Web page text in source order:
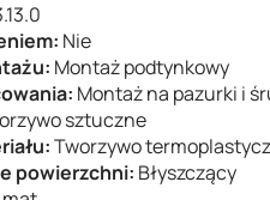
Nie
Montaż podtynkowy
Montaż na pazurki i
sztuczne
Tworzywo
powierzchni: Błyszczący